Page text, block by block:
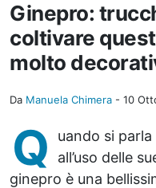
Ginepro:
coltivare
molto
Da Manuela Chimera - 10
Q uando si parla
all’uso delle
ginepro è una